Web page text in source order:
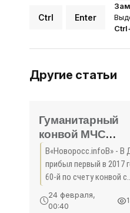
Ctrl Enter
Другие статьи
Гуманитарный
конвой МЧС
Российской
Федерации
доставил в ДНР
около 200 тонн
детского
В«Новоросс.infoВ» - В
прибыл первый в 2017
60-й по счету конвой с
Российской
24 февраля,
00:40